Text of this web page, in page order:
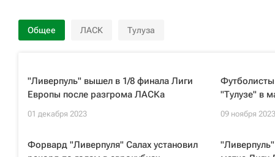
Общее ЛАСК Тулуза
"Ливерпуль" вышел в 1/8 финала Лиги
Европы после разгрома ЛАСКа
01 декабря 2023
Футболисты
"Тулузе" в
09 ноября 2023
Форвард "Ливерпуля" Салах установил